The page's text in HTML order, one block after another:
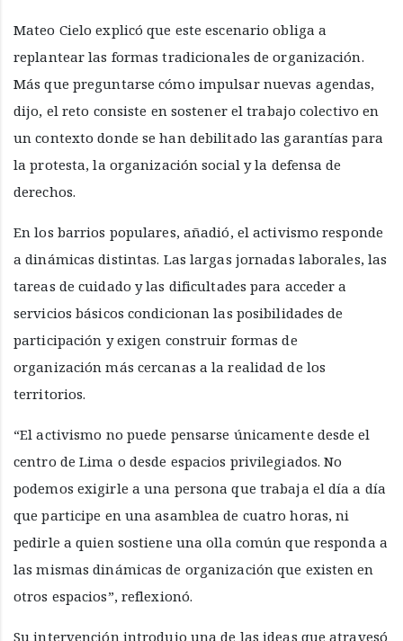
Mateo Cielo explicó que este escenario obliga a
replantear las formas tradicionales de organización.
Más que preguntarse cómo impulsar nuevas agendas,
dijo, el reto consiste en sostener el trabajo colectivo en
un contexto donde se han debilitado las garantías para
la protesta, la organización social y la defensa de
derechos.
En los barrios populares, añadió, el activismo responde
a dinámicas distintas. Las largas jornadas laborales, las
tareas de cuidado y las dificultades para acceder a
servicios básicos condicionan las posibilidades de
participación y exigen construir formas de
organización más cercanas a la realidad de los
territorios.
“El activismo no puede pensarse únicamente desde el
centro de Lima o desde espacios privilegiados. No
podemos exigirle a una persona que trabaja el día a día
que participe en una asamblea de cuatro horas, ni
pedirle a quien sostiene una olla común que responda a
las mismas dinámicas de organización que existen en
otros espacios”, reflexionó.
Su intervención introdujo una de las ideas que atravesó